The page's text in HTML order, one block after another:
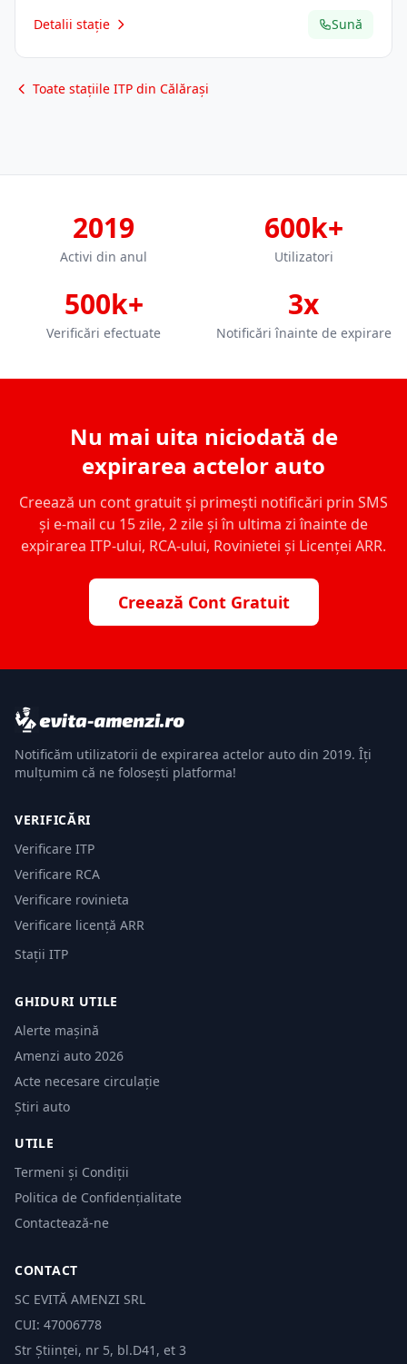
Detalii stație Sună
Toate stațiile ITP din Călărași
2019
Activi din anul
600k+
Utilizatori
500k+
Verificări efectuate
3x
Notificări înainte de expirare
Nu mai uita niciodată de
expirarea actelor auto
Creează un cont gratuit și primești notificări prin SMS
și e-mail cu 15 zile, 2 zile și în ultima zi înainte de
expirarea ITP-ului, RCA-ului, Rovinietei și Licenței ARR.
Creează Cont Gratuit
Notificăm utilizatorii de expirarea actelor auto din 2019. Îți
mulțumim că ne folosești platforma!
VERIFICĂRI
Verificare ITP
Verificare RCA
Verificare rovinieta
Verificare licență ARR
Stații ITP
GHIDURI UTILE
Alerte mașină
Amenzi auto 2026
Acte necesare circulație
Știri auto
UTILE
Termeni și Condiții
Politica de Confidențialitate
Contactează-ne
CONTACT
SC EVITĂ AMENZI SRL
CUI: 47006778
Str Științei, nr 5, bl.D41, et 3